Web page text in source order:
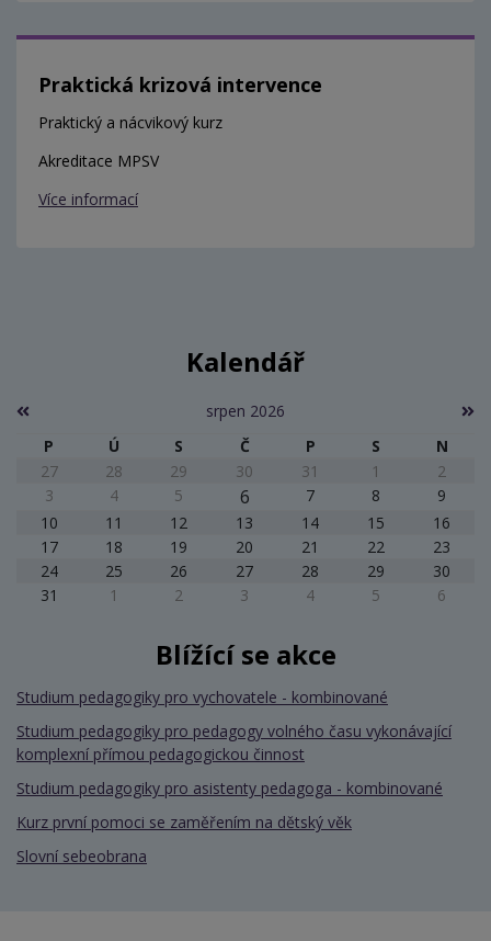
Praktická krizová intervence
Praktický a nácvikový kurz
Akreditace MPSV
Více informací
Kalendář
srpen 2026
P
Ú S Č P S
N
27
28 29 30 31 1
2
3
4 5 6 7 8
9
10
11 12 13 14 15
16
17
18 19 20 21 22
23
24
25 26 27 28 29
30
31
1 2 3 4 5 6
Blížící se akce
Studium pedagogiky pro vychovatele - kombinované
Studium pedagogiky pro pedagogy volného času vykonávající
komplexní přímou pedagogickou činnost
Studium pedagogiky pro asistenty pedagoga - kombinované
Kurz první pomoci se zaměřením na dětský věk
Slovní sebeobrana